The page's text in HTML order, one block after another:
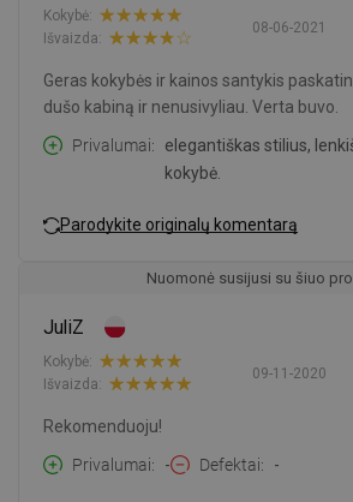
08-06-2021
Kokybė:
Išvaizda:
Geras kokybės ir kainos santykis
dušo kabiną ir nenusivyliau. Verta buvo.
Privalumai
elegantiškas stilius,
kokybė.
Parodykite originalų komentarą
Nuomonė susijusi su šiuo
JuliZ
09-11-2020
Kokybė:
Išvaizda:
Rekomenduoju!
Privalumai
- Defektai -